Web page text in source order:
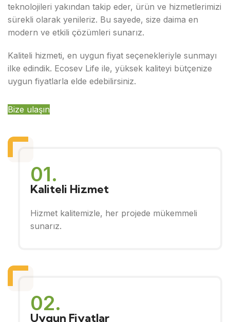
teknolojileri yakından takip eder, ürün ve hizmetlerimizi
sürekli olarak yenileriz. Bu sayede, size daima en
modern ve etkili çözümleri sunarız.
Kaliteli hizmeti, en uygun fiyat seçenekleriyle sunmayı
ilke edindik. Ecosev Life ile, yüksek kaliteyi bütçenize
uygun fiyatlarla elde edebilirsiniz.
Bize ulaşın
01.
Kaliteli Hizmet
Hizmet kalitemizle, her projede mükemmeli
sunarız.
02.
Uygun Fiyatlar